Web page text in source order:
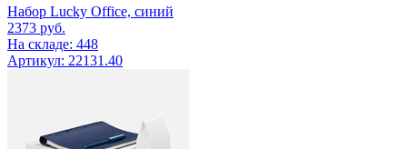
Набор Lucky Office, синий
2373 руб.
На складе: 448
Артикул: 22131.40